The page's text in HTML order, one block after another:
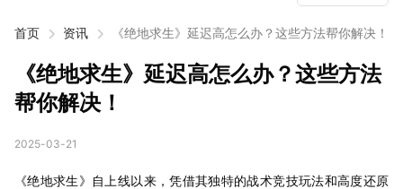
首页 资讯 《绝地求生》延迟高怎么办？这些方法帮你解决！
《绝地求生》延迟高怎么办？这些方法
帮你解决！
2025-03-21
《绝地求生》自上线以来，凭借其独特的战术竞技玩法和高度还原